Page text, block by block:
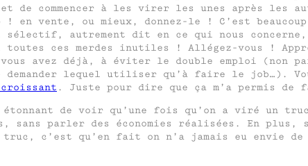
de commencer à les virer les unes après les
! en vente, ou mieux, donnez-le ! C’est
autrement dit en ce qui nous
ces merdes inutiles ! Allégez-vous !
avez déjà, à éviter le double emploi (non
demander lequel utiliser qu’à faire le job…).
. Juste pour dire que ça m’a permis de
étonnant de voir qu’une fois qu’on a viré un
sans parler des économies réalisées. En
c’est qu’en fait on n’a jamais eu envie de